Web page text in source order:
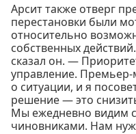
Арсит также отверг
перестановки были
относительно
собственных
сказал он. —
управление.
о ситуации, и я
решение — это
Мы ежедневно видим
чиновниками. Нам